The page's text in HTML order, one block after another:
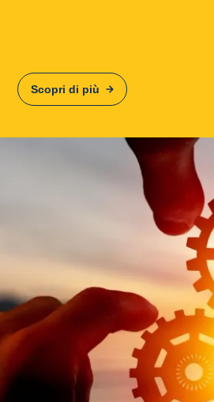
Scopri di più